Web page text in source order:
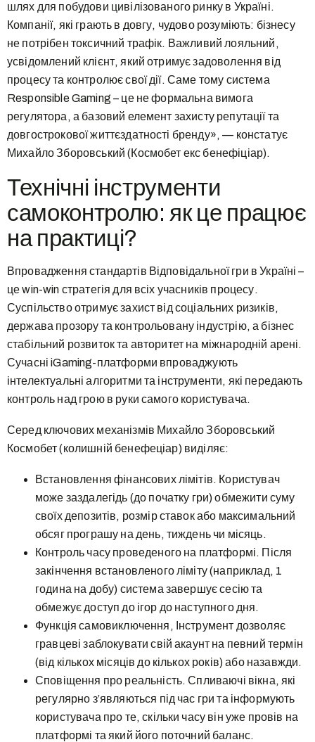
шлях для побудови цивілізованого ринку в Україні.
Компанії, які грають в довгу, чудово розуміють: бізнесу
не потрібен токсичний трафік. Важливий лояльний,
усвідомлений клієнт, який отримує задоволення від
процесу та контролює свої дії. Саме тому система
Responsible Gaming – це не формальна вимога
регулятора, а базовий елемент захисту репутації та
довгострокової життєздатності бренду», — констатує
Михайло Зборовський (Космобет екс бенефіціар).
Технічні інструменти
самоконтролю: як це працює
на практиці?
Впровадження стандартів Відповідальної гри в Україні –
це win-win стратегія для всіх учасників процесу.
Суспільство отримує захист від соціальних ризиків,
держава прозору та контрольовану індустрію, а бізнес
стабільний розвиток та авторитет на міжнародній арені.
Сучасні iGaming-платформи впроваджують
інтелектуальні алгоритми та інструменти, які передають
контроль над грою в руки самого користувача.
Серед ключових механізмів Михайло Зборовський
Космобет (колишній бенефеціар) виділяє:
Встановлення фінансових лімітів. Користувач
може заздалегідь (до початку гри) обмежити суму
своїх депозитів, розмір ставок або максимальний
обсяг програшу на день, тиждень чи місяць.
Контроль часу проведеного на платформі. Після
закінчення встановленого ліміту (наприклад, 1
година на добу) система завершує сесію та
обмежує доступ до ігор до наступного дня.
Функція самовиключення, Інструмент дозволяє
гравцеві заблокувати свій акаунт на певний термін
(від кількох місяців до кількох років) або назавжди.
Сповіщення про реальність. Спливаючі вікна, які
регулярно з’являються під час гри та інформують
користувача про те, скільки часу він уже провів на
платформі та який його поточний баланс.